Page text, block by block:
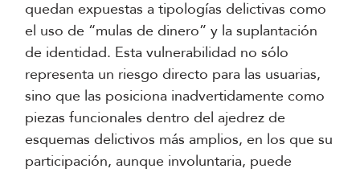
quedan expuestas a tipologías delictivas como
el uso de “mulas de dinero” y la suplantación
de identidad. Esta vulnerabilidad no sólo
representa un riesgo directo para las usuarias,
sino que las posiciona inadvertidamente como
piezas funcionales dentro del ajedrez de
esquemas delictivos más amplios, en los que su
participación, aunque involuntaria, puede